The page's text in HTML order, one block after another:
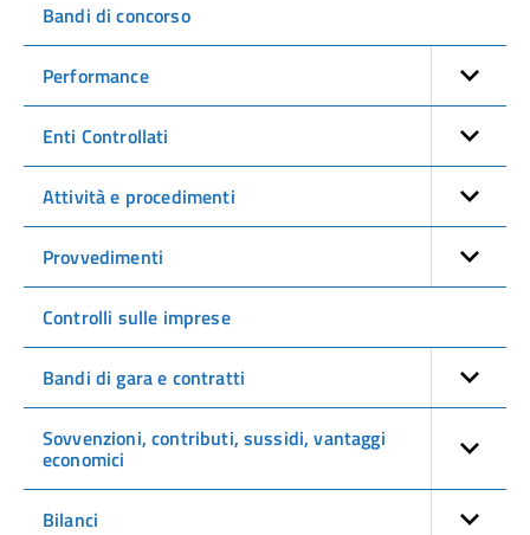
Bandi di concorso
Performance
Enti Controllati
Attività e procedimenti
Provvedimenti
Controlli sulle imprese
Bandi di gara e contratti
Sovvenzioni, contributi, sussidi, vantaggi
economici
Bilanci